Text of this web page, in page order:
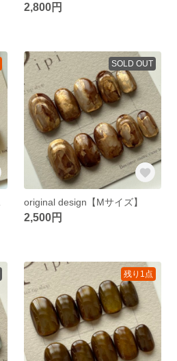
2,800円
SOLD OUT
original design【Mサイズ】
2,500円
残り1点